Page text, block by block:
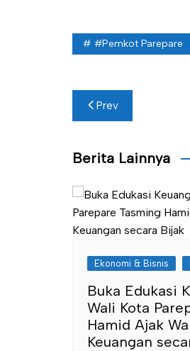
#Pemkot Parepare
Navigasi
pos
Prev
Berita Lainnya
Ekonomi & Bisnis
Buka Edukasi
Wali Kota
Hamid Ajak
Keuangan